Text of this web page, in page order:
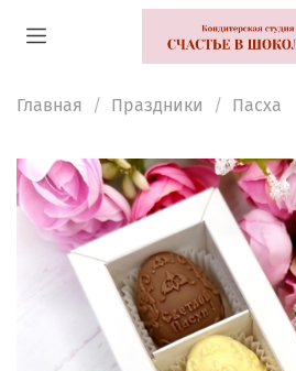
Главная Праздники Пасха